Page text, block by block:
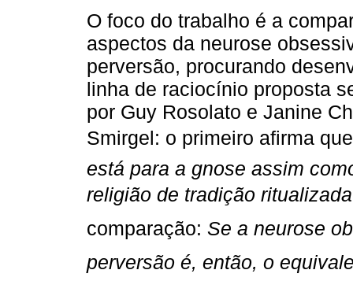
O foco do trabalho é a
aspectos da neurose
perversão, procurando
linha de raciocínio proposta
por Guy Rosolato e Janine
Smirgel: o primeiro afirma
está para a gnose assim
religião de tradição ritualizada
comparação: Se a neurose
perversão é, então, o